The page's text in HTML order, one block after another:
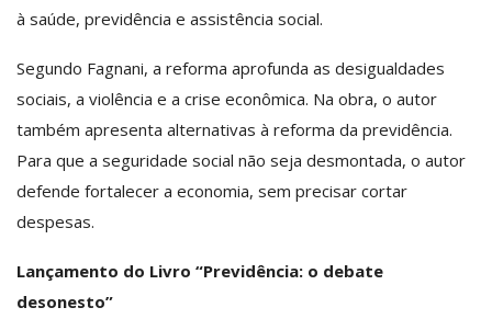
à saúde, previdência e assistência social.
Segundo Fagnani, a reforma aprofunda as desigualdades
sociais, a violência e a crise econômica. Na obra, o autor
também apresenta alternativas à reforma da previdência.
Para que a seguridade social não seja desmontada, o autor
defende fortalecer a economia, sem precisar cortar
despesas.
Lançamento do Livro “Previdência: o debate
desonesto”